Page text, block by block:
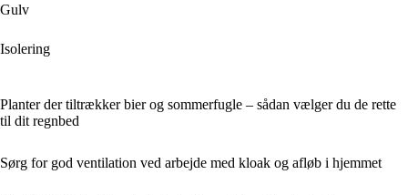
Gulv
Isolering
Planter der tiltrækker bier og sommerfugle – sådan vælger du de rette
til dit regnbed
Sørg for god ventilation ved arbejde med kloak og afløb i hjemmet